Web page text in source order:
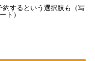
するという選択肢も（写
ト）